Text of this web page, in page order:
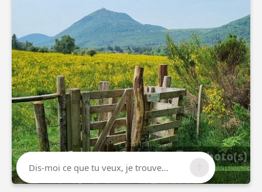
3 photo(s)
Dis-moi ce que tu veux, je trouve...